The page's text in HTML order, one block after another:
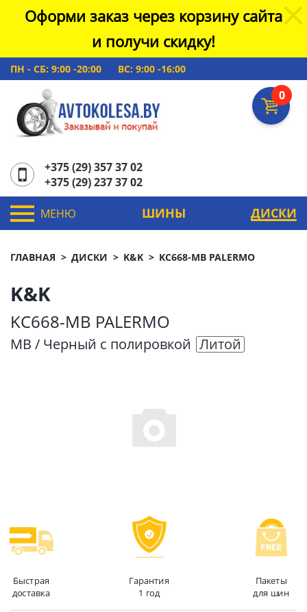
Оформи заказ через корзину сайта
и получи скидку!
ПН - СБ: 9:00 -20:00 ВС: 9:00 -16:00
0
+375 (29) 357 37 02
+375 (29) 237 37 02
МЕНЮ ШИНЫ ДИСКИ
ГЛАВНАЯ ДИСКИ K&K KC668-MB PALERMO
K&K
KC668-MB PALERMO
MB / Черный с полировкой Литой
Быстрая
доставка
Гарантия
1 год
Пакеты
для шин